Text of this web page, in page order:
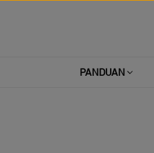
PANDUAN